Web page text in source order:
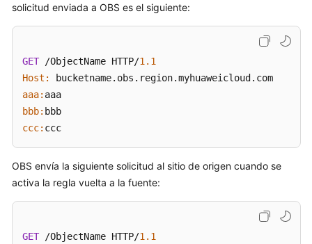
solicitud enviada a OBS es el siguiente:
GET /ObjectName HTTP/1.1
Host:
aaa:
bbb:
ccc: ccc
OBS envía la siguiente solicitud al sitio de origen cuando se
activa la regla vuelta a la fuente:
GET /ObjectName HTTP/1.1